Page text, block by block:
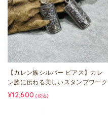
【カレン族シルバー ピアス】カレ
ン族に伝わる美しいスタンプワーク
¥12,600 (税込)